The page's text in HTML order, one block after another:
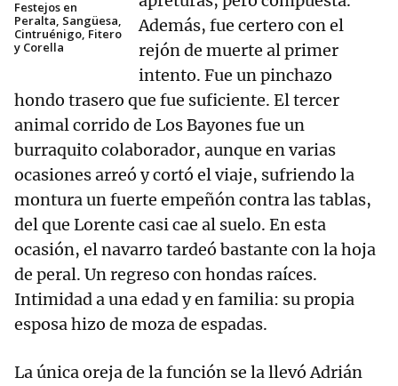
Festejos en
Peralta, Sangüesa,
Cintruénigo, Fitero
y Corella
Además, fue certero con el
rejón de muerte al primer
intento. Fue un pinchazo
hondo trasero que fue suficiente. El tercer
animal corrido de Los Bayones fue un
burraquito colaborador, aunque en varias
ocasiones arreó y cortó el viaje, sufriendo la
montura un fuerte empeñón contra las tablas,
del que Lorente casi cae al suelo. En esta
ocasión, el navarro tardeó bastante con la hoja
de peral. Un regreso con hondas raíces.
Intimidad a una edad y en familia: su propia
esposa hizo de moza de espadas.
La única oreja de la función se la llevó Adrián